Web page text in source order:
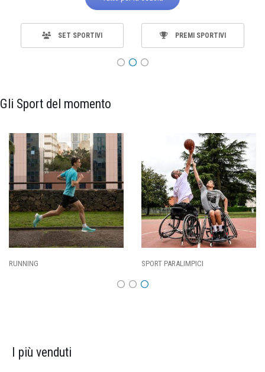
SET SPORTIVI PREMI SPORTIVI
Gli Sport del momento
SPORT PARALIMPICI
I più venduti